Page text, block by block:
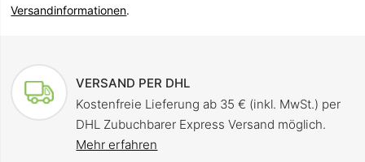
Versandinformationen.
VERSAND PER DHL
Kostenfreie Lieferung ab 35 € (inkl. MwSt.) per
DHL Zubuchbarer Express Versand möglich.
Mehr erfahren